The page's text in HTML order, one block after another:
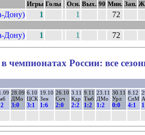
Игры Голы Осн. Вых. 90 Мин. Зап.
Дону) 1 1 72
Дону) 1 1 72
чемпионатах России: все
28.09
ДМо
3:0
6.10
ЦСК
3:1
19.10
Зен
1:6
26.10
Соч
2:0
3.11
Кдр
2:2
9.11
Тмб
1:2
23.11
ДМо
1:2
30.11
Урл
0:0
8.12
СпМ
4:1